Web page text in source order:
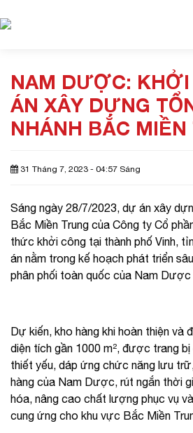
NAM DƯỢC:
ÁN XÂY DỰNG
NHÁNH BẮC MIỀN
31 Tháng 7, 2023 - 04:57 Sáng
Sáng ngày 28/7/2023, dự án xây
Bắc Miền Trung của Công ty Cổ
thức khởi công tại thành phố Vinh,
án nằm trong kế hoạch phát triển
phân phối toàn quốc của Nam
Dự kiến, kho hàng khi hoàn thiện và
diện tích gần 1000 m², được trang
thiết yếu, dáp ứng chức năng lưu
hàng của Nam Dược, rút ngắn thời
hóa, nâng cao chất lượng phục vụ
cung ứng cho khu vực Bắc Miền